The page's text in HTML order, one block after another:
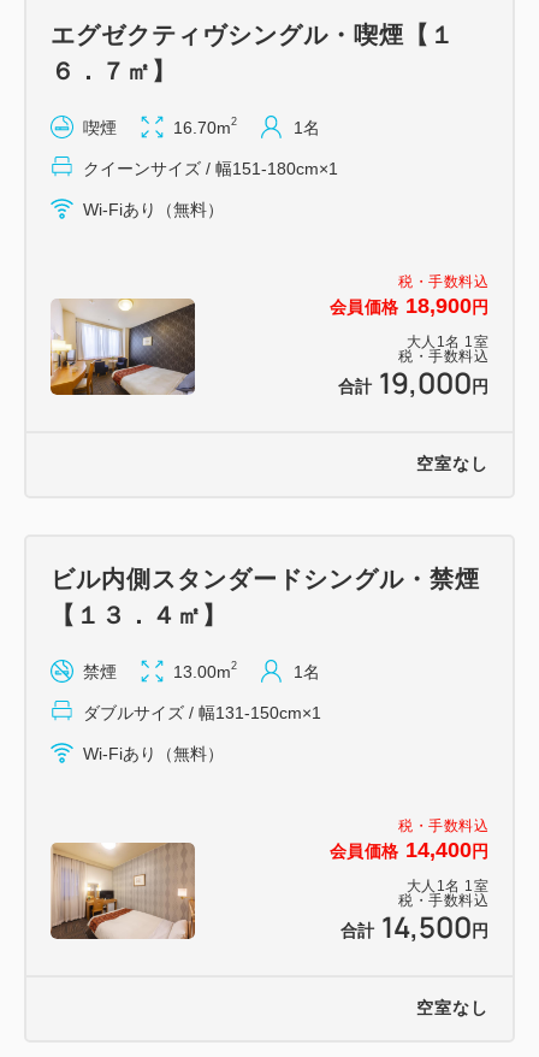
税・手数料込
会員価格 18,900円
大人 1 名 1 室
税・手数料込
合計 19,000 円
エグゼクティヴシングル・喫煙【１
６．７㎡】
喫煙 16.70m2 1名
クイーンサイズ / 幅151-180cm×1
Wi-Fiあり（無料）
空室なし
税・手数料込
会員価格 14,400円
大人 1 名 1 室
税・手数料込
合計 14,500 円
ビル内側スタンダードシングル・禁煙
【１３．４㎡】
禁煙 13.00m2 1名
ダブルサイズ / 幅131-150cm×1
Wi-Fiあり（無料）
空室なし